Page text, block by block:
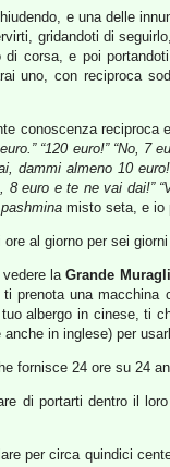
e una delle
gridandoti di
corsa, e poi
uno, con reciproca
conoscenza
“120 euro!” “No, 7
dammi almeno 10
8 euro e te ne vai dai!”
pashmina misto seta, e io
al giorno per sei
vedere laGrande
prenota una
albergo in cinese, ti
in inglese) per
fornisce 24 ore su 24
di portarti dentro il
per circa quindici